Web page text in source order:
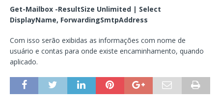
Get-Mailbox -ResultSize Unlimited | Select
DisplayName, ForwardingSmtpAddress
Com isso serão exibidas as informações com nome de
usuário e contas para onde existe encaminhamento, quando
aplicado.